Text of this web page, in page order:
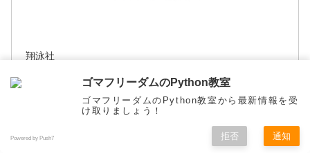
翔泳社
Pythonで動かして学ぶ！あたらしい機械学習
の教科書 第3版
トップ サイドバー
ゴマフリーダムのPython教室
ゴマフリーダムのPython教室から最新情報を受
け取りましょう！
Powered by Push7 拒否 通知